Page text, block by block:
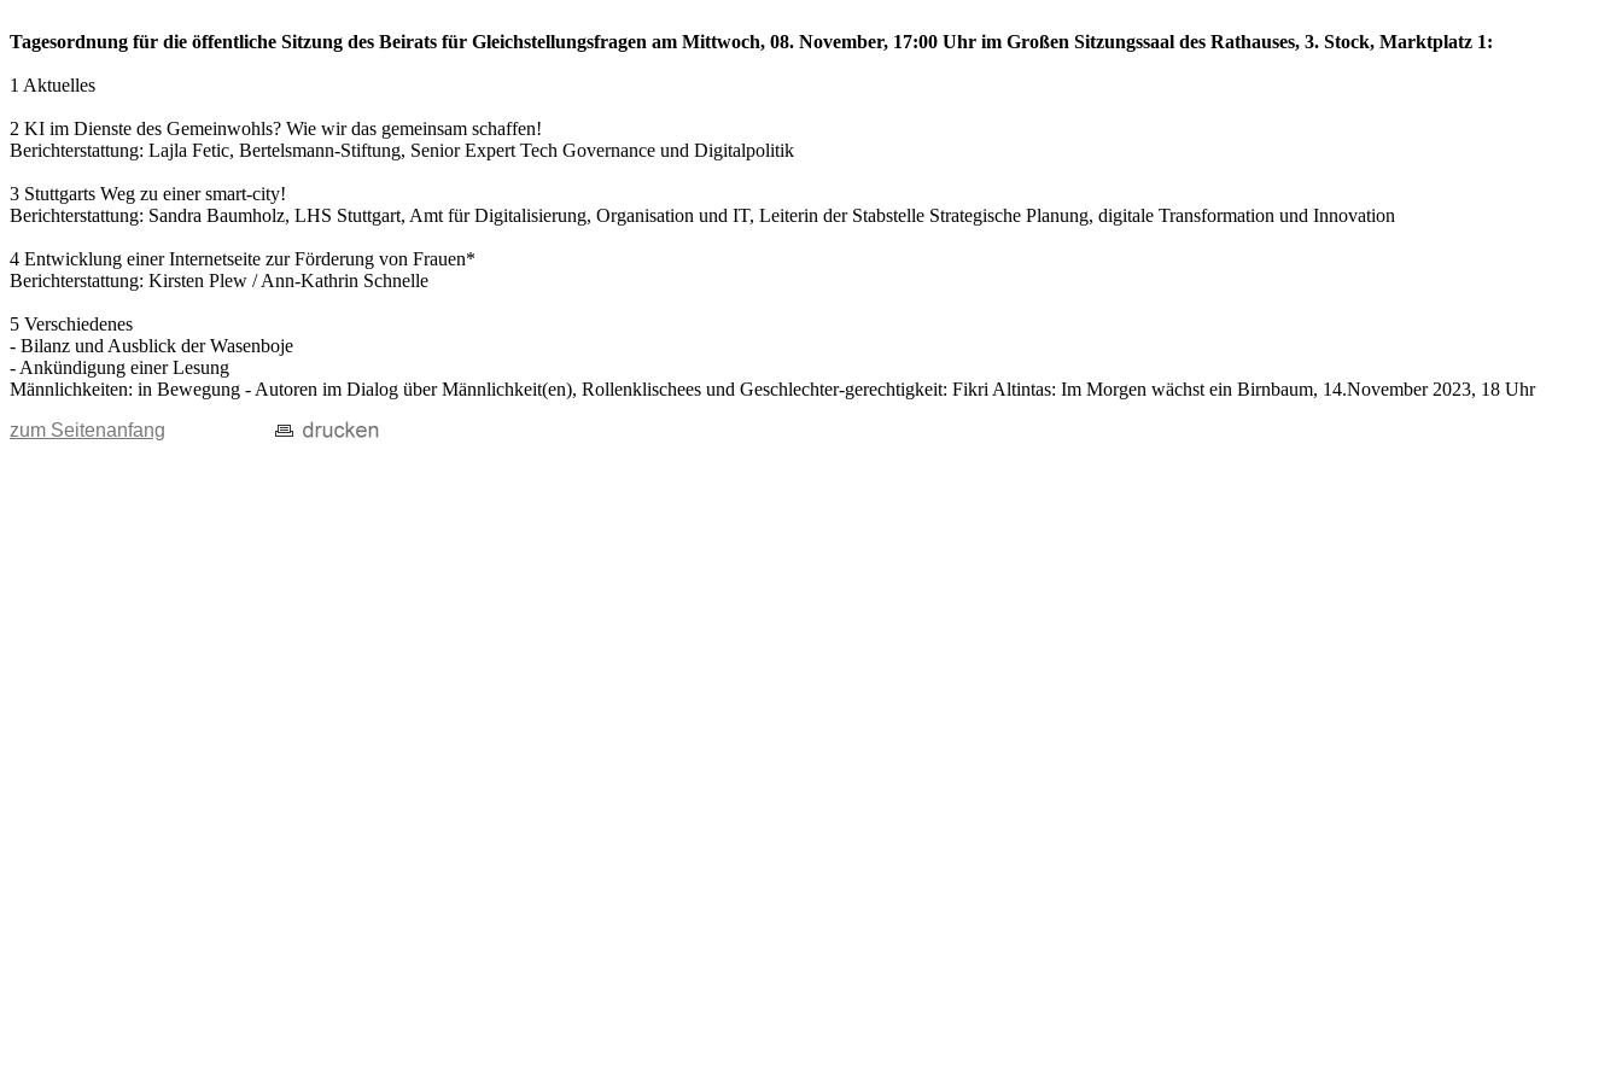
Tagesordnung für die öffentliche Sitzung des Beirats für Gleichstellungsfragen am Mittwoch, 08. November, 17:00 Uhr im Großen Sitzungssaal des Rathauses, 3. Stock, Marktplatz 1:
1 Aktuelles
2 KI im Dienste des Gemeinwohls? Wie wir das gemeinsam schaffen!
Berichterstattung: Lajla Fetic, Bertelsmann-Stiftung, Senior Expert Tech Governance und Digitalpolitik
3 Stuttgarts Weg zu einer smart-city!
Berichterstattung: Sandra Baumholz, LHS Stuttgart, Amt für Digitalisierung, Organisation und IT, Leiterin der Stabstelle Strategische Planung, digitale Transformation und Innovation
4 Entwicklung einer Internetseite zur Förderung von Frauen*
Berichterstattung: Kirsten Plew / Ann-Kathrin Schnelle
5 Verschiedenes
- Bilanz und Ausblick der Wasenboje
- Ankündigung einer Lesung
Männlichkeiten: in Bewegung - Autoren im Dialog über Männlichkeit(en), Rollenklischees und Geschlechter-gerechtigkeit: Fikri Altintas: Im Morgen wächst ein Birnbaum, 14.November 2023, 18 Uhr
zum Seitenanfang